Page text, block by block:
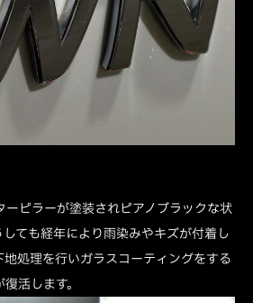
ーピラーが塗装されピアノブラックな状
ても経年により雨染みやキズが付着し
地処理を行いガラスコーティングをする
活します。